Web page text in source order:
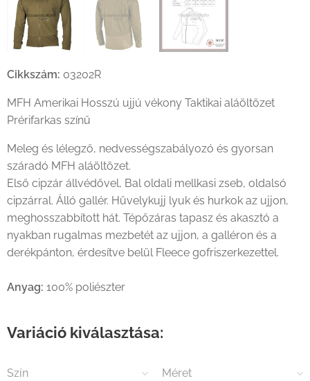
Cikkszám: 03202R
MFH Amerikai Hosszú ujjú vékony Taktikai aláöltözet
Prérifarkas színű
Meleg és lélegző, nedvességszabályozó és gyorsan
száradó MFH aláöltözet.
Első cipzár állvédővel, Bal oldali mellkasi zseb, oldalsó
cipzárral. Álló gallér. Hüvelykujj lyuk és hurkok az ujjon,
meghosszabbított hát. Tépőzáras tapasz és akasztó a
nyakban rugalmas mezbetét az ujjon, a galléron és a
derékpánton, érdesítve belül Fleece gofriszerkezettel.
Anyag: 100% poliészter
Variáció kiválasztása:
Szín Méret